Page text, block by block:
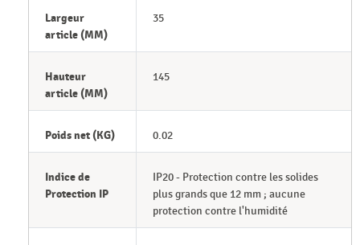
Largeur
article (MM)
35
Hauteur
article (MM)
145
Poids net (KG) 0.02
Indice de
Protection IP
IP20 - Protection contre les solides
plus grands que 12 mm ; aucune
protection contre l'humidité